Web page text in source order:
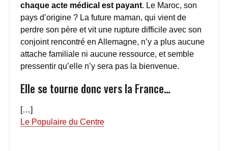
chaque acte médical est payant. Le Maroc, son
pays d’origine ? La future maman, qui vient de
perdre son père et vit une rupture difficile avec son
conjoint rencontré en Allemagne, n’y a plus aucune
attache familiale ni aucune ressource, et semble
pressentir qu’elle n’y sera pas la bienvenue.
Elle se tourne donc vers la France…
[…]
Le Populaire du Centre